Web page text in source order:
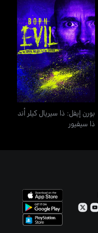
بورن إيفل: ذا سيريال كيلر
أند ذا سيفيور
بورن إيفل: ذا سيريال كيلر أند
ذا سيفيور